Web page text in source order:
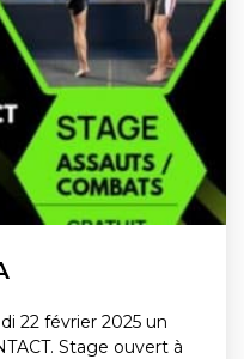
22 février 2025 un
Stage ouvert à